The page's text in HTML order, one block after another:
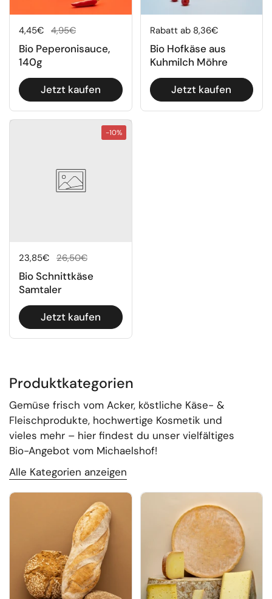
Regulärer Preis
4,45€ Sale-Preis
4,95€
Bio Peperonisauce,
140g
Jetzt kaufen
Regulärer Preis
Rabatt ab 8,36€
Bio Hofkäse aus
Kuhmilch Möhre
Jetzt kaufen
Regulärer Preis
23,85€ Sale-Preis
26,50€
Bio Schnittkäse
Samtaler
Jetzt kaufen
-10%
Produktkategorien
Gemüse frisch vom Acker, köstliche Käse- &
Fleischprodukte, hochwertige Kosmetik und
vieles mehr – hier findest du unser vielfältiges
Bio-Angebot vom Michaelshof!
Alle Kategorien anzeigen